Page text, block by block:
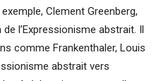
Clement Greenberg,
l’Expressionisme abstrait. Il
comme Frankenthaler, Louis
abstrait vers